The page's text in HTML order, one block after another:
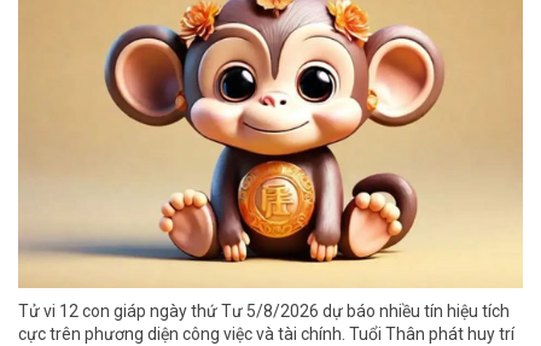
Tử vi 12 con giáp ngày thứ Tư 5/8/2026 dự báo nhiều tín hiệu tích
cực trên phương diện công việc và tài chính. Tuổi Thân phát huy trí